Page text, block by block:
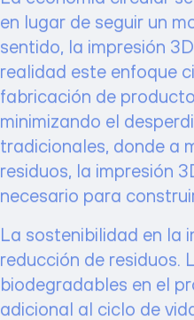
en lugar de seguir un
sentido, la impresión
realidad este enfoque
fabricación de
minimizando el
tradicionales, donde a
residuos, la
necesario para
La sostenibilidad en la
reducción de
biodegradables en el
adicional al ciclo de